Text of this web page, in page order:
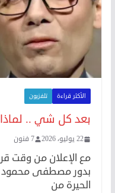
الأكثر قراءة تلفزيون
بعد كل شي ..
22 يوليو، 2026 7 فنون
مع الإعلان من وقت
بدور مصطفى محمود
الحيرة من